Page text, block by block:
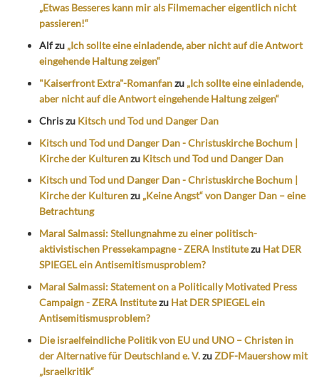
„Etwas Besseres kann mir als Filmemacher eigentlich nicht
passieren!“
Alfzu „Ich sollte eine einladende, aber nicht auf die Antwort
eingehende Haltung zeigen“
"Kaiserfront Extra"-Romanfanzu „Ich sollte eine einladende,
aber nicht auf die Antwort eingehende Haltung zeigen“
Chriszu Kitsch und Tod und Danger Dan
Kitsch und Tod und Danger Dan - Christuskirche Bochum |
Kirche der Kulturenzu Kitsch und Tod und Danger Dan
Kitsch und Tod und Danger Dan - Christuskirche Bochum |
Kirche der Kulturenzu „Keine Angst“ von Danger Dan – eine
Betrachtung
Maral Salmassi: Stellungnahme zu einer politisch-
aktivistischen Pressekampagne - ZERA Institutezu Hat DER
SPIEGEL ein Antisemitismusproblem?
Maral Salmassi: Statement on a Politically Motivated Press
Campaign - ZERA Institutezu Hat DER SPIEGEL ein
Antisemitismusproblem?
Die israelfeindliche Politik von EU und UNO – Christen in
der Alternative für Deutschland e. V.zuZDF-Mauershow mit
„Israelkritik“